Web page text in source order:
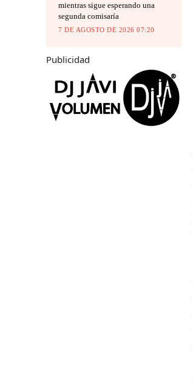
mientras sigue esperando una
segunda comisaría
7 DE AGOSTO DE 2026 07:20
Publicidad